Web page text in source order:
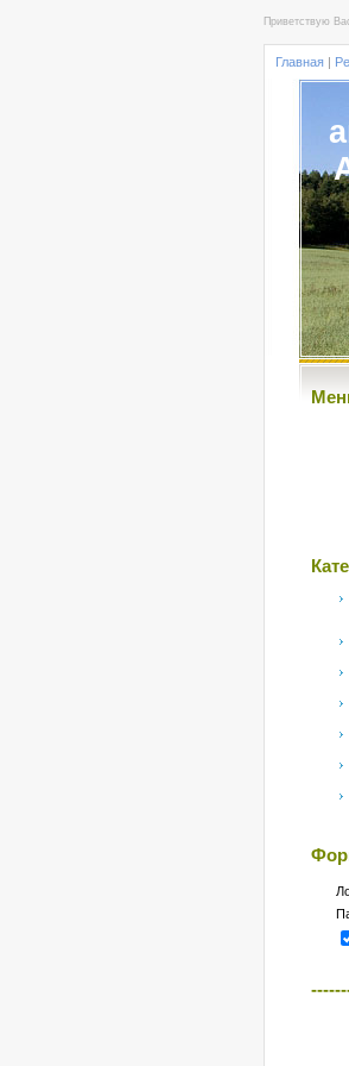
Приветствую
Главная |